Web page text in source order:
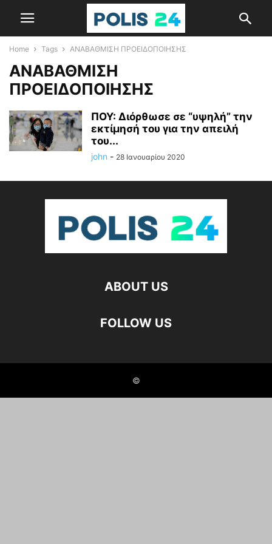
Home Tags ΑΝΑΒΑΘΜΙΣΗ ΠΡΟΕΙΔΟΠΟΙΗΣΗΣ
ΑΝΑΒΑΘΜΙΣΗ
ΠΡΟΕΙΔΟΠΟΙΗΣΗΣ
ΠΟΥ: Διόρθωσε σε “υψηλή” την
εκτίμησή του για την απειλή
του...
john - 28 Ιανουαρίου 2020
ABOUT US
FOLLOW US
©